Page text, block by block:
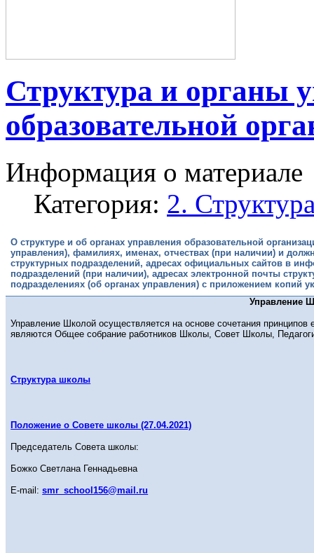
Структура и органы
образовательной
Информация о материале
Категория: 2.
О структуре и об органах управления образовательной
управления), фамилиях, именах, отчествах (при наличии) и
структурных подразделений, адресах официальных сайтов в
подразделений (при наличии), адресах электронной почты
подразделениях (об органах управления) с приложением копий
Управление
Управление Школой осуществляется на основе сочетания
являются Общее собрание работников Школы, Совет Школы,
Структура школы
Положение о Совете школы (27.04.2021)
Председатель Совета школы:
Божко Светлана Геннадьевна
E-mail: smr_school156@mail.ru